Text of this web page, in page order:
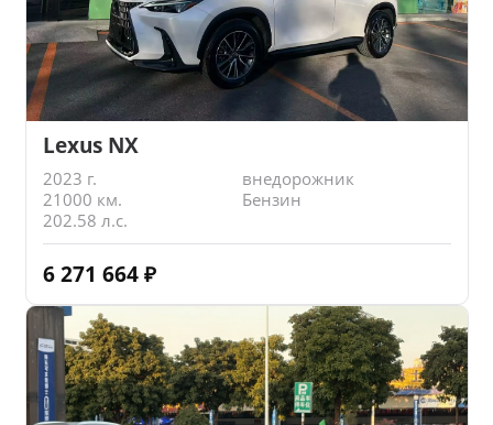
Lexus NX
2023 г.
внедорожник
21000 км.
Бензин
202.58 л.с.
6 271 664 ₽